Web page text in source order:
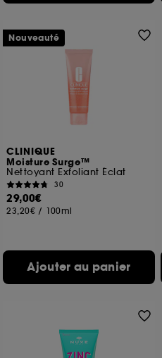
CLINIQUE
Moisture Surge™
Nettoyant Exfoliant Éclat
30
29,00€
23,20€ / 100ml
Ajouter au panier
Nouveauté